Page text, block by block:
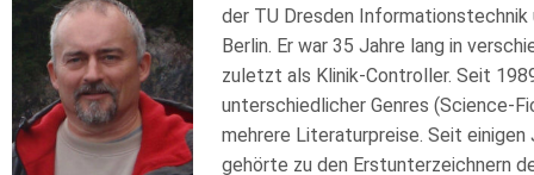
der TU Dresden
Berlin. Er war 35 Jahre lang in
zuletzt als Klinik-Controller. Seit
unterschiedlicher Genres (Science-
mehrere Literaturpreise. Seit
gehörte zu den Erstunterzeichnern